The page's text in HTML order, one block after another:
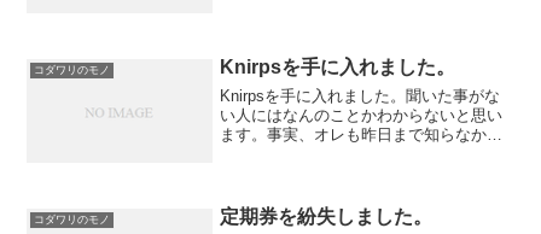
に参加する私は、どちらに...
コダワリのモノ Knirpsを手に入れました。
Knirpsを手に入れました。聞いた事がな
い人にはなんのことかわからないと思い
ます。事実、オレも昨日まで知らなかっ
お...
コダワリのモノ 定期券を紛失しました。